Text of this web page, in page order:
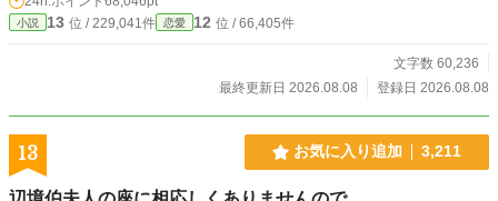
いていたクリステルに手厚く迎えられ、彼女は新たな人生を歩み始める。一方、
ゼルフィーナを失ったグラシアンの屋敷は瞬く間に崩壊へと向かい——
小説 13 位 / 229,041件 恋愛 12 位 / 66,405件
文字数 60,236
最終更新日 2026.08.08
登録日 2026.08.08
13 お気に入り追加 3,211